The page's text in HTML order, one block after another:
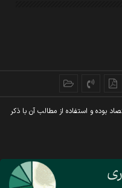
بوده و استفاده از مطالب آن با ذکر